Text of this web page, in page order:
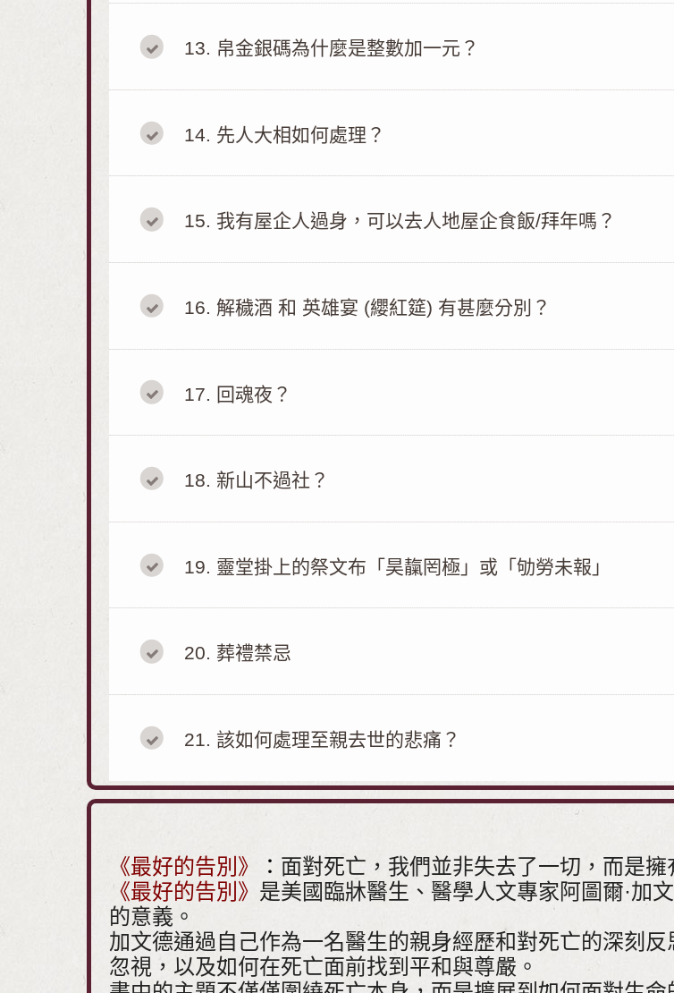
13 帛金銀碼為什麼是整數加一元？
14 先人大相如何處理？
15 我有屋企人過身，可以去人地屋企食飯/拜年嗎？
16 解穢酒 和 英雄宴 (纓紅筵) 有甚麼分別？
17 回魂夜？
18 新山不過社？
19 靈堂掛上的祭文布「昊靝罔極」或「劬勞未報」
20 葬禮禁忌
21 該如何處理至親去世的悲痛？
《最好的告別》 ： 面對死亡，我們並非失去了一切，而是
《最好的告別》 是美國臨牀醫生、醫學人文專家阿圖爾·加
的意義。
加文德通過自己作為一名醫生的親身經歷和對死亡的深刻
忽視，以及如何在死亡面前找到平和與尊嚴。